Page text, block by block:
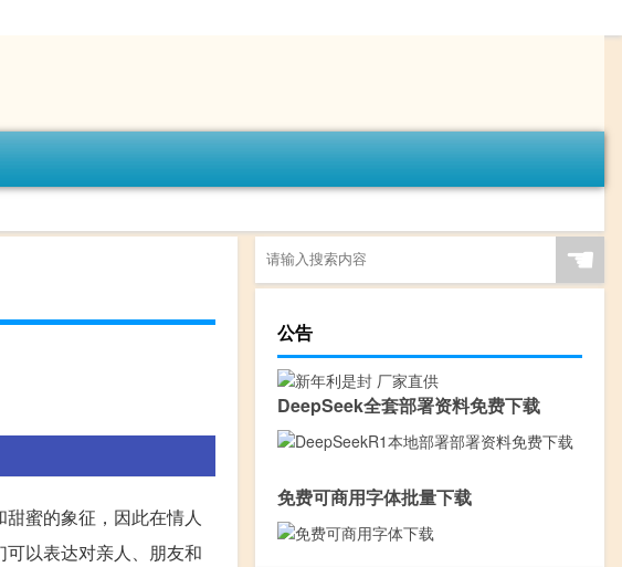
蜜的象征，因此在情人
以表达对亲人、朋友和
☚
公告
DeepSeek全套部署资料免费下载
免费可商用字体批量下载